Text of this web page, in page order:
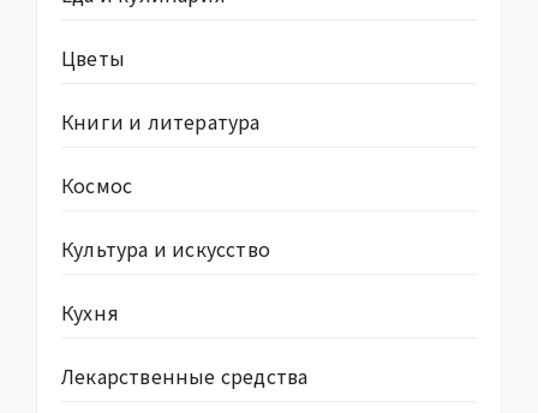
Цветы
Книги и литература
Космос
Культура и искусство
Кухня
Лекарственные средства